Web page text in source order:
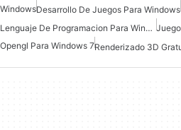
WindowsDesarrollo De Juegos Para Windows
Lenguaje De Programacion Para Windows
Opengl Para Windows 7